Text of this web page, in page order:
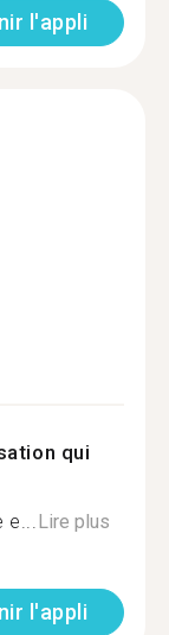
l'appli
qui
e...Lire plus
l'appli